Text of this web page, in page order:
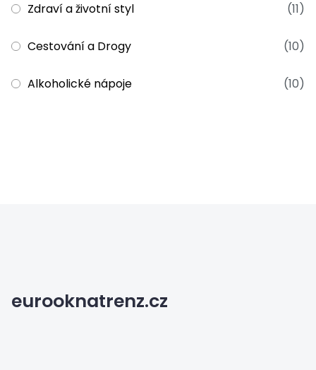
Zdraví a životní styl (11)
Cestování a Drogy (10)
Alkoholické nápoje (10)
eurooknatrenz.cz